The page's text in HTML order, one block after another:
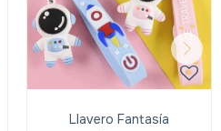
Llavero Fantasía